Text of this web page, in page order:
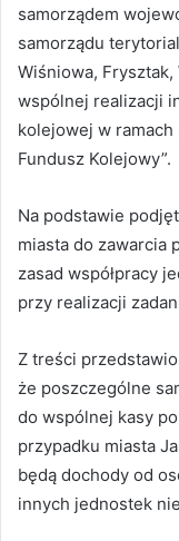
samorządem
samorządu
Wiśniowa, Frysztak,
wspólnej realizacji
kolejowej w ramach
Fundusz Kolejowy”.
Na podstawie
miasta do zawarcia
zasad współpracy
przy realizacji
Z treści
że poszczególne
do wspólnej kasy
przypadku miasta
będą dochody od
innych jednostek